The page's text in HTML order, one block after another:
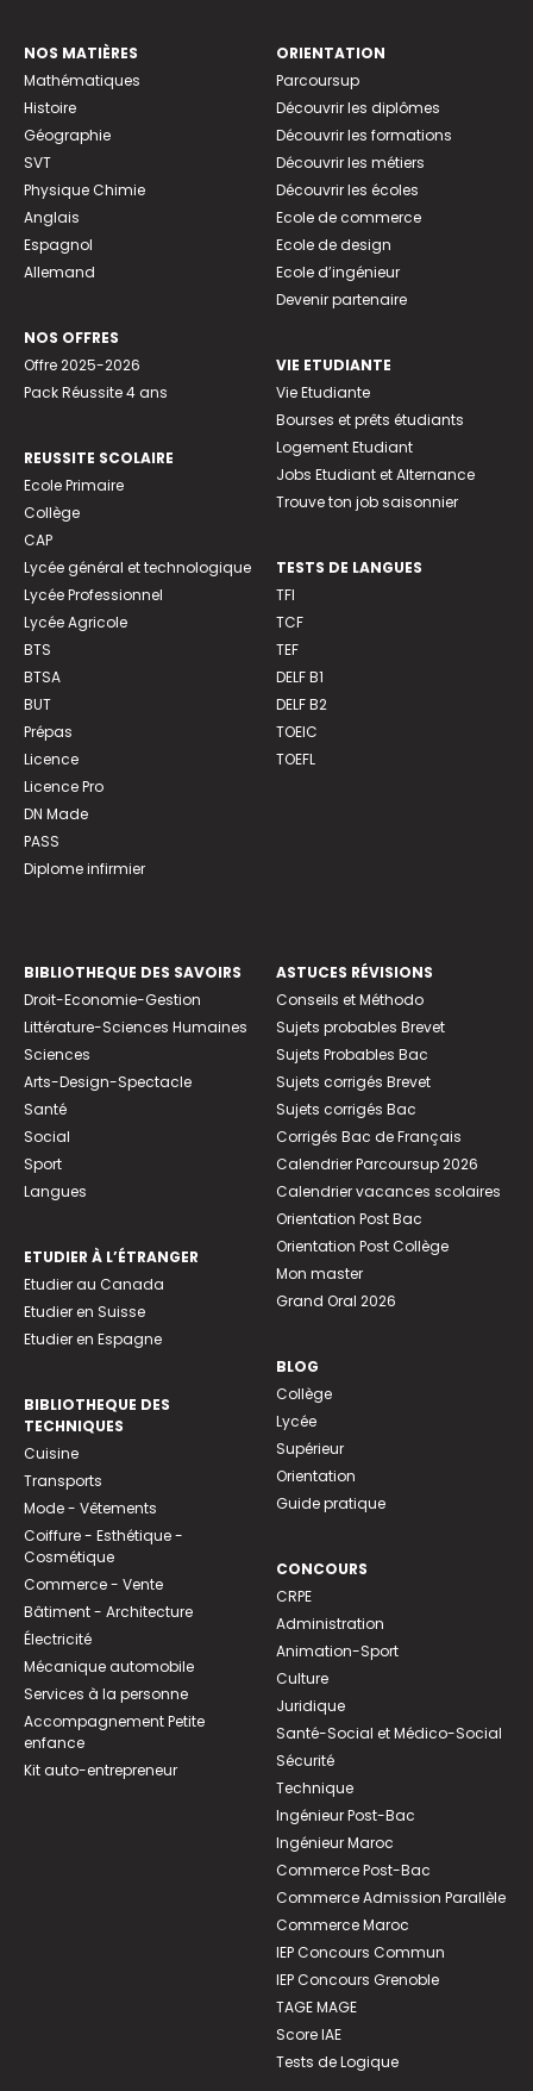
NOS MATIÈRES
Mathématiques
Histoire
Géographie
SVT
Physique Chimie
Anglais
Espagnol
Allemand
NOS OFFRES
Offre 2025-2026
Pack Réussite 4 ans
REUSSITE SCOLAIRE
Ecole Primaire
Collège
CAP
Lycée général et technologique
Lycée Professionnel
Lycée Agricole
BTS
BTSA
BUT
Prépas
Licence
Licence Pro
DN Made
PASS
Diplome infirmier
ORIENTATION
Parcoursup
Découvrir les diplômes
Découvrir les formations
Découvrir les métiers
Découvrir les écoles
Ecole de commerce
Ecole de design
Ecole d’ingénieur
Devenir partenaire
VIE ETUDIANTE
Vie Etudiante
Bourses et prêts étudiants
Logement Etudiant
Jobs Etudiant et Alternance
Trouve ton job saisonnier
TESTS DE LANGUES
TFI
TCF
TEF
DELF B1
DELF B2
TOEIC
TOEFL
BIBLIOTHEQUE DES SAVOIRS
Droit-Economie-Gestion
Littérature-Sciences Humaines
Sciences
Arts-Design-Spectacle
Santé
Social
Sport
Langues
ETUDIER À L’ÉTRANGER
Etudier au Canada
Etudier en Suisse
Etudier en Espagne
BIBLIOTHEQUE DES
TECHNIQUES
Cuisine
Transports
Mode - Vêtements
Coiffure - Esthétique -
Cosmétique
Commerce - Vente
Bâtiment - Architecture
Électricité
Mécanique automobile
Services à la personne
Accompagnement Petite
enfance
Kit auto-entrepreneur
ASTUCES RÉVISIONS
Conseils et Méthodo
Sujets probables Brevet
Sujets Probables Bac
Sujets corrigés Brevet
Sujets corrigés Bac
Corrigés Bac de Français
Calendrier Parcoursup 2026
Calendrier vacances scolaires
Orientation Post Bac
Orientation Post Collège
Mon master
Grand Oral 2026
BLOG
Collège
Lycée
Supérieur
Orientation
Guide pratique
CONCOURS
CRPE
Administration
Animation-Sport
Culture
Juridique
Santé-Social et Médico-Social
Sécurité
Technique
Ingénieur Post-Bac
Ingénieur Maroc
Commerce Post-Bac
Commerce Admission Parallèle
Commerce Maroc
IEP Concours Commun
IEP Concours Grenoble
TAGE MAGE
Score IAE
Tests de Logique